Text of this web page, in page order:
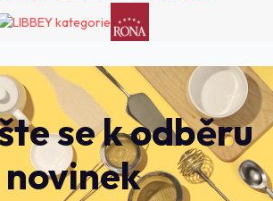
se k odběru
novinek